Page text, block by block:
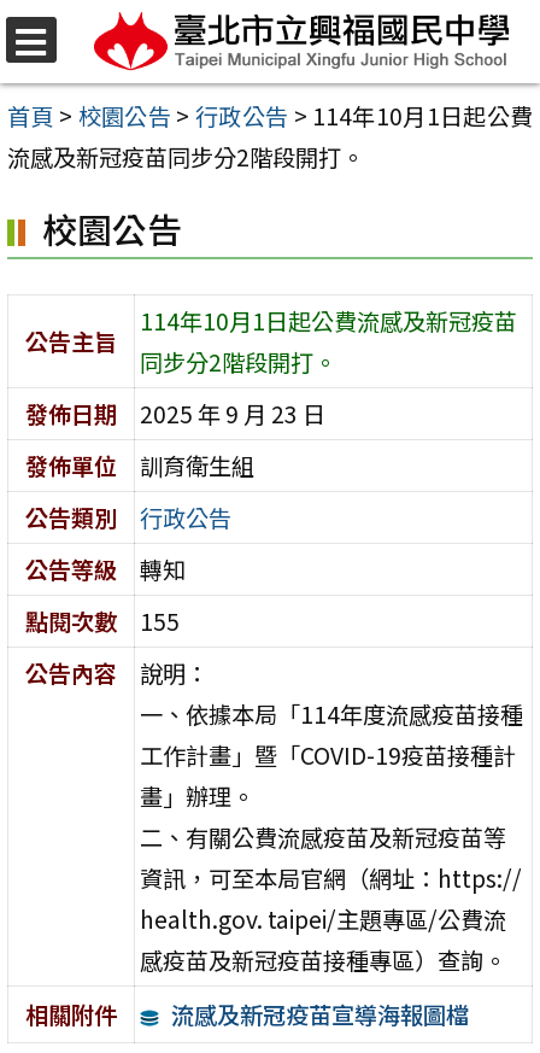
選
單
跳
至
主
要
容
區
首頁 > 校園公告 > 行政公告 > 114年10月1日起公費
流感及新冠疫苗同步分2階段開打。
校園公告
公告主旨
114年10月1日起公費流感及新冠疫苗
同步分2階段開打。
發佈日期
2025 年 9 月 23 日
發佈單位
訓育衛生組
公告類別
行政公告
公告等級
轉知
點閱次數
155
公告內容
說明：
一、依據本局「114年度流感疫苗接種
工作計畫」暨「COVID-19疫苗接種計
畫」辦理。
二、有關公費流感疫苗及新冠疫苗等
資訊，可至本局官網（網址：https://
health.gov. taipei/主題專區/公費流
感疫苗及新冠疫苗接種專區）查詢。
相關附件
流感及新冠疫苗宣導海報圖檔